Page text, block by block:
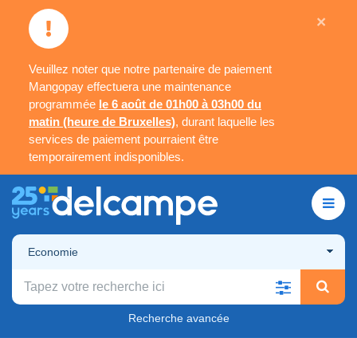
Veuillez noter que notre partenaire de paiement
Mangopay effectuera une maintenance
programmée le 6 août de 01h00 à 03h00 du
matin (heure de Bruxelles), durant laquelle les
services de paiement pourraient être
temporairement indisponibles.
×
Economie
Recherche avancée